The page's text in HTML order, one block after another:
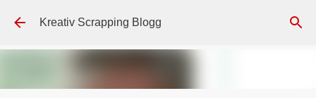
Gå til hovedinnhold
Kreativ Scrapping Blogg